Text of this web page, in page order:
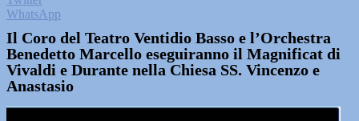
WhatsApp
Il Coro del Teatro Ventidio Basso e l’Orchestra
Benedetto Marcello eseguiranno il Magnificat di
Vivaldi e Durante nella Chiesa SS. Vincenzo e
Anastasio